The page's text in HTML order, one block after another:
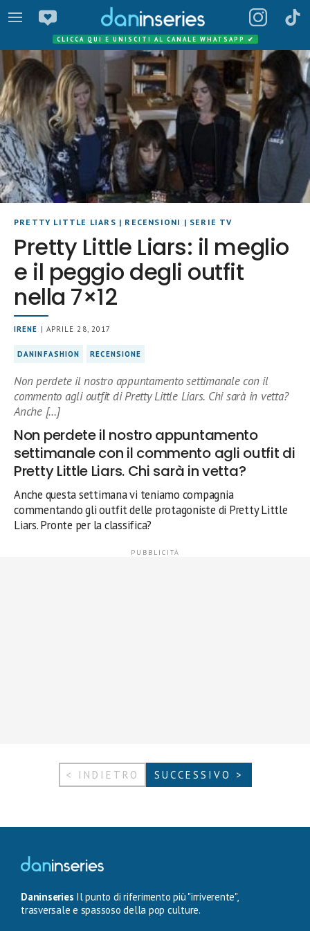
CLICCA QUI E UNISCITI AL CANALE WHATSAPP ✔
PRETTY LITTLE LIARS | RECENSIONI | SERIE TV
Pretty Little Liars: il meglio
e il peggio degli outfit
nella 7×12
IRENE | APRILE 28, 2017
DANINFASHION RECENSIONE
Non perdete il nostro appuntamento settimanale con il
commento agli outfit di Pretty Little Liars. Chi sarà in vetta?
Anche […]
Non perdete il nostro appuntamento
settimanale con il commento agli outfit di
Pretty Little Liars. Chi sarà in vetta?
Anche questa settimana vi teniamo compagnia
commentando gli outfit delle protagoniste di Pretty Little
Liars. Pronte per la classifica?
< INDIETRO SUCCESSIVO >
Daninseries Il punto di riferimento più "irriverente",
trasversale e spassoso della pop culture.